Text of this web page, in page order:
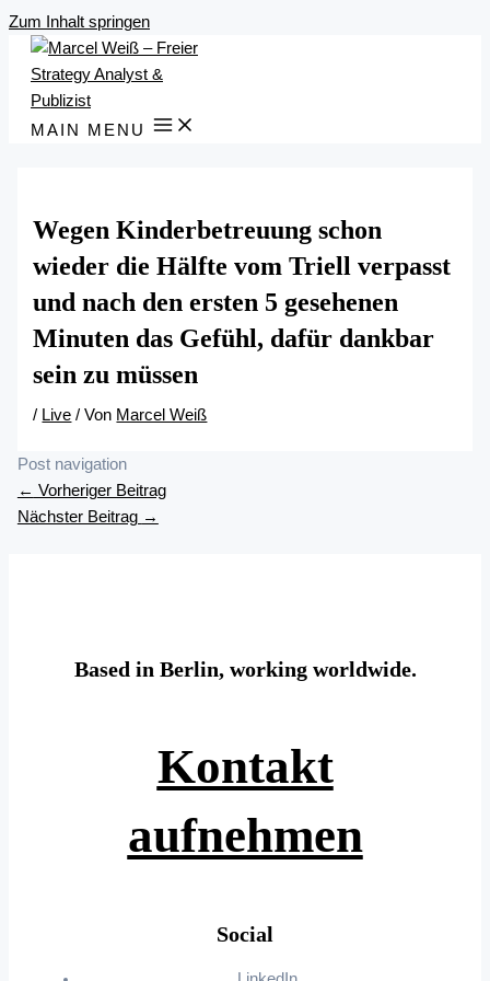
Zum Inhalt springen
MAIN MENU
Wegen Kinderbetreuung schon
wieder die Hälfte vom Triell verpasst
und nach den ersten 5 gesehenen
Minuten das Gefühl, dafür dankbar
sein zu müssen
/ Live / Von Marcel Weiß
Post navigation
← Vorheriger Beitrag
Nächster Beitrag →
Based in Berlin, working worldwide.
Kontakt
aufnehmen
Social